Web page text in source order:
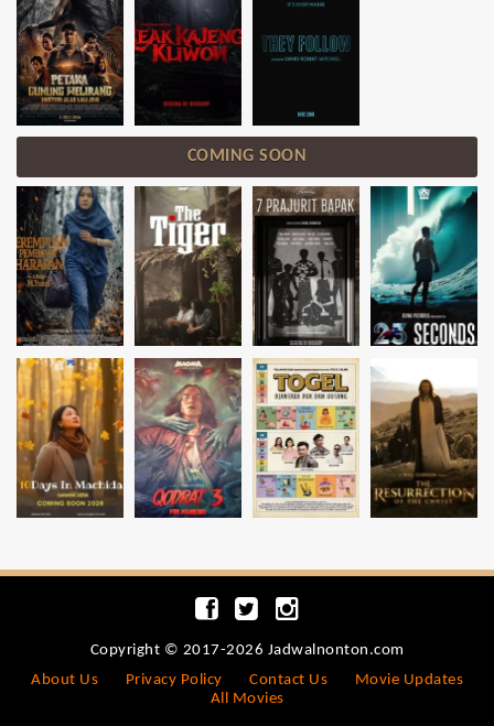
COMING SOON
Copyright © 2017-2026 Jadwalnonton.com
About Us
Privacy Policy Contact Us
Movie Updates
All Movies